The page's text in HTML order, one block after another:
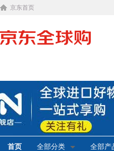
京东首页
首页 全部分类 全部产